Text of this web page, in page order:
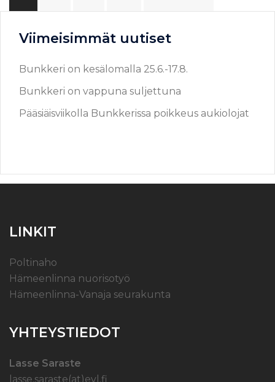
Viimeisimmät uutiset
Bunkkeri on kesälomalla 25.6.-17.8.
Bunkkeri on vappuna suljettuna
Pääsiäisviikolla Bunkkerissa poikkeus aukiolojat
LINKIT
Poltinaho
Hämeenlinna nuorisotyö
Hämeenlinna-Vanaja seurakunta
YHTEYSTIEDOT
Lasse Saraste
lasse.saraste(at)evl.fi